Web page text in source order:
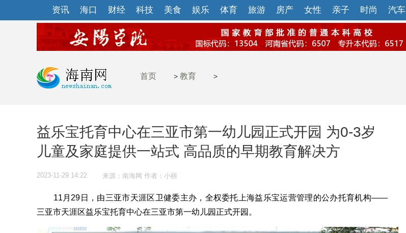
资讯 海口 财经 科技 美食 娱乐 体育 旅游 房产 女性 亲子 时尚 汽车
首页 > 教育 >
益乐宝托育中心在三亚市第一幼儿园正式开园 为0-3岁
儿童及家庭提供一站式 高品质的早期教育解决方
2023-11-29 14:22 来源：南海网 作者：小丽
11月29日，由三亚市天涯区卫健委主办，全权委托上海益乐宝运营管理的公办托育机构——
三亚市天涯区益乐宝托育中心在三亚市第一幼儿园正式开园。